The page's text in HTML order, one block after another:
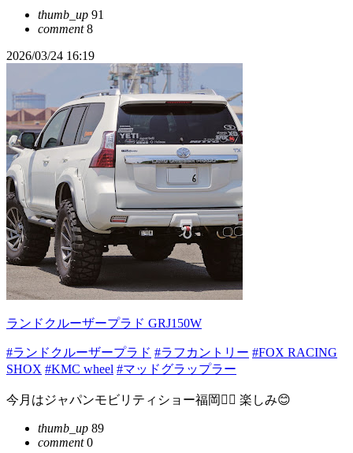
thumb_up 91
comment8
2026/03/24 16:19
ランドクルーザープラド GRJ150W
#ランドクルーザープラド #ラフカントリー #FOX RACING
SHOX #KMC wheel #マッドグラップラー
今月はジャパンモビリティショー福岡❤️‍🔥 楽しみ😊
thumb_up 89
comment0